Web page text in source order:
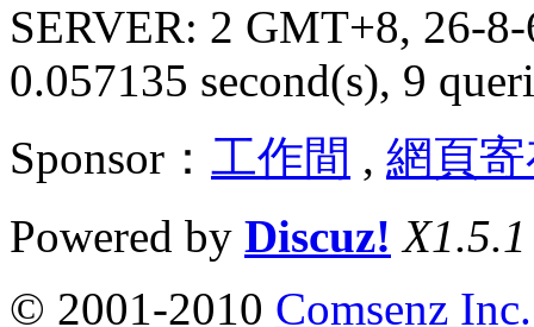
SERVER: 2 GMT+8, 26-
0.057135 second(s), 9
Sponsor： 工作間 , 網頁
Powered by Discuz! X1.5.1
© 2001-2010 Comsenz Inc.